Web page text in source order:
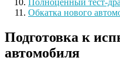
Полноценный тест-
Обкатка нового
Подготовка к
автомобиля